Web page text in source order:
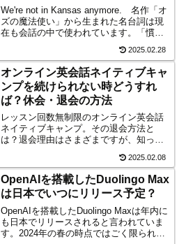
We're not in Kansas anymore. 名作「オ
ズの魔法使い」から生まれた名台詞は現
在も会話の中で使われています。「慣れ
親しんだ場所comfort zoneから新しい未
知の場所にいる」という意味。いい意
味？悪い意味？解説します。
2025.02.28
オンライン英会話ネイティブキャ
ンプを続けられない時どうすれ
ば？休会・退会の方法
レッスン回数無制限のオンライン英会話
ネイティブキャンプ。その退会方法と
は？退会理由はさまざまですが、知って
事ではカンタンにできる退会方法と退会
しないための心構えなどをまとめていま
す。
2025.02.08
OpenAIを搭載したDuolingo Max
は日本でいつにリリース予定？
OpenAIを搭載したDuolingo Maxは年内に
も日本でリリースされると言われていま
す。2024年の春の時点ではごく限られた